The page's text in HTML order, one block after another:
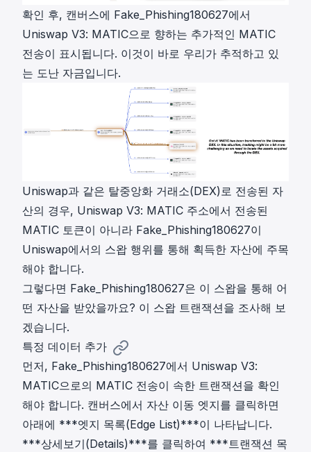
확인 후, 캔버스에 Fake_Phishing180627에서
Uniswap V3: MATIC으로 향하는 추가적인 MATIC
전송이 표시됩니다. 이것이 바로 우리가 추적하고 있
는 도난 자금입니다.
Uniswap과 같은 탈중앙화 거래소(DEX)로 전송된 자
산의 경우, Uniswap V3: MATIC 주소에서 전송된
MATIC 토큰이 아니라 Fake_Phishing180627이
Uniswap에서의 스왑 행위를 통해 획득한 자산에 주목
해야 합니다.
그렇다면 Fake_Phishing180627은 이 스왑을 통해 어
떤 자산을 받았을까요? 이 스왑 트랜잭션을 조사해 보
겠습니다.
특정 데이터 추가
먼저, Fake_Phishing180627에서 Uniswap V3:
MATIC으로의 MATIC 전송이 속한 트랜잭션을 확인
해야 합니다. 캔버스에서 자산 이동 엣지를 클릭하면
아래에 ***엣지 목록(Edge List)***이 나타납니다.
***상세보기(Details)***를 클릭하여 ***트랜잭션 목